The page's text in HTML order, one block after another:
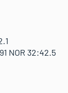
NOR 32:42.5